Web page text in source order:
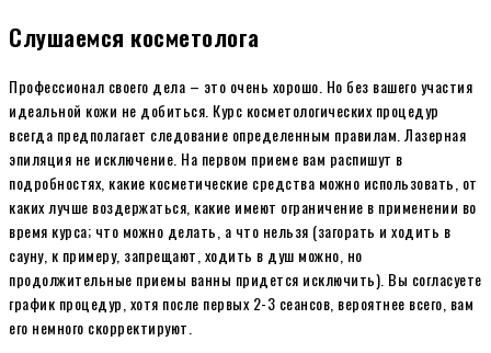
Слушаемся косметолога
Профессионал своего дела – это очень хорошо. Но без вашего участия
идеальной кожи не добиться. Курс косметологических процедур
всегда предполагает следование определенным правилам. Лазерная
эпиляция не исключение. На первом приеме вам распишут в
подробностях, какие косметические средства можно использовать, от
каких лучше воздержаться, какие имеют ограничение в применении во
время курса; что можно делать, а что нельзя (загорать и ходить в
сауну, к примеру, запрещают, ходить в душ можно, но
продолжительные приемы ванны придется исключить). Вы согласуете
график процедур, хотя после первых 2-3 сеансов, вероятнее всего, вам
его немного скорректируют.